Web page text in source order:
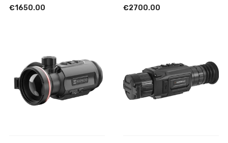
€1650.00 €2700.00